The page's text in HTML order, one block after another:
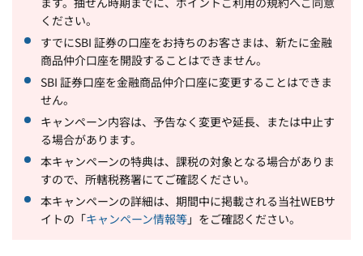
ください。
すでにSBI 証券の口座をお持ちのお客さまは、新たに金融
商品仲介口座を開設することはできません。
SBI 証券口座を金融商品仲介口座に変更することはできま
せん。
キャンペーン内容は、予告なく変更や延長、または中止す
る場合があります。
本キャンペーンの特典は、課税の対象となる場合がありま
すので、所轄税務署にてご確認ください。
本キャンペーンの詳細は、期間中に掲載される当社WEBサ
イトの「キャンペーン情報等」をご確認ください。